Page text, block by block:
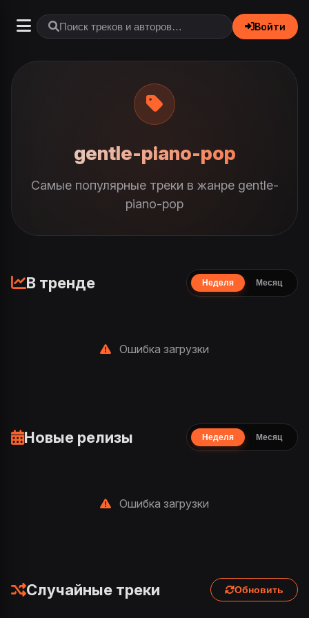
Войти
gentle-piano-pop
Самые популярные треки в жанре gentle-
piano-pop
В тренде Неделя Месяц
Ошибка загрузки
Новые релизы Неделя Месяц
Ошибка загрузки
Случайные треки Обновить